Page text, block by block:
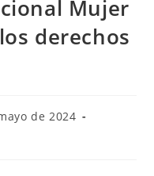
Mujer
derechos
de 2024